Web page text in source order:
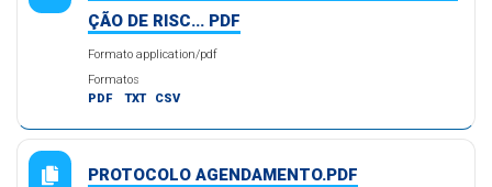
ÇÃO DE RISC... PDF
Formato application/pdf
Formatos
PDF
TXT CSV
PROTOCOLO AGENDAMENTO.PDF